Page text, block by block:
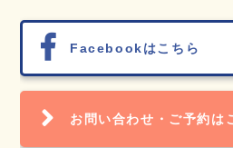
Facebookはこちら
お問い合わせ・ ご予約は